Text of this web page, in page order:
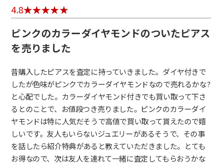
4.8
ピンクのカラーダイヤモンドのついたピアス
を売りました
昔購入したピアスを査定に持っていきました。ダイヤ付きで
したが色味がピンクでカラーダイヤモンドなので売れるかな?
と心配でした。カラーダイヤモンド付きでも買い取って下さ
るとのことで、お値段つき売りました。ピンクのカラーダイ
ヤモンドは特に人気だそうで高値で買い取って貰えたので嬉
しいです。友人もいらないジュエリーがあるそうで、その事
を話したら紹介特典があると教えていただきました。とても
お得なので、次は友人を連れて一緒に査定してもらおうかな